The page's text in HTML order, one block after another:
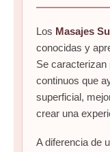
Los Masajes
conocidas y
Se
continuos que
superficial,
crear una
A diferencia de